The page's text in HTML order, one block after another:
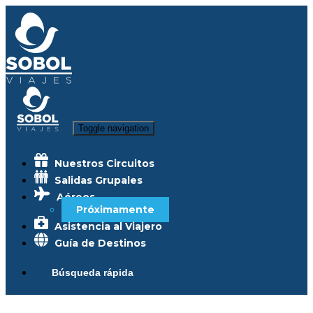
Toggle navigation
Nuestros Circuitos
Salidas Grupales
Aéreos
Próximamente
Asistencia al Viajero
Guía de Destinos
Búsqueda rápida